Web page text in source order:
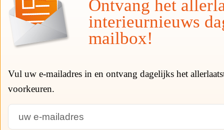
Ontvang het
interieurnieuws
mailbox!
Vul uw e-mailadres in en ontvang dagelijks het
voorkeuren.